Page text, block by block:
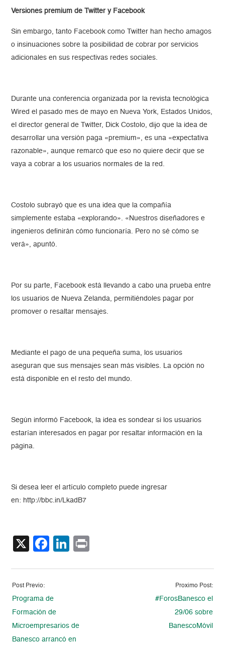
Versiones premium de Twitter y Facebook
Sin embargo, tanto Facebook como Twitter han hecho amagos
o insinuaciones sobre la posibilidad de cobrar por servicios
adicionales en sus respectivas redes sociales.
Durante una conferencia organizada por la revista tecnológica
Wired el pasado mes de mayo en Nueva York, Estados Unidos,
el director general de Twitter, Dick Costolo, dijo que la idea de
desarrollar una versión paga «premium», es una «expectativa
razonable», aunque remarcó que eso no quiere decir que se
vaya a cobrar a los usuarios normales de la red.
Costolo subrayó que es una idea que la compañía
simplemente estaba «explorando». «Nuestros diseñadores e
ingenieros definirán cómo funcionaría. Pero no sé cómo se
verá», apuntó.
Por su parte, Facebook está llevando a cabo una prueba entre
los usuarios de Nueva Zelanda, permitiéndoles pagar por
promover o resaltar mensajes.
Mediante el pago de una pequeña suma, los usuarios
aseguran que sus mensajes sean más visibles. La opción no
está disponible en el resto del mundo.
Según informó Facebook, la idea es sondear si los usuarios
estarían interesados en pagar por resaltar información en la
página.
Si desea leer el artículo completo puede ingresar
en: http://bbc.in/LkadB7
X Facebook
LinkedIn
Post Previo:
Programa de
Formación de
Microempresarios de
Banesco arrancó en
Proximo Post:
#ForosBanesco el
29/06 sobre
BanescoMóvil